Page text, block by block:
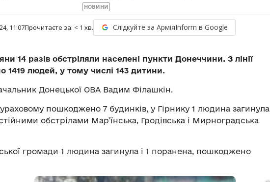
НОВИНИ
11:07Прочитаєте за: < 1 хв. Слідкуйте за АрміяInform в Google
14 разів обстріляли населені пункти Донеччини. З лінії
1419 людей, у тому числі 143 дитини.
Донецької ОВА Вадим Філашкін.
пошкоджено 7 будинків, у Гірнику 1 людина загинула
обстрілами Мар’їнська, Гродівська і Мирноградська
громади 1 людина загинула і 1 поранена, пошкоджено